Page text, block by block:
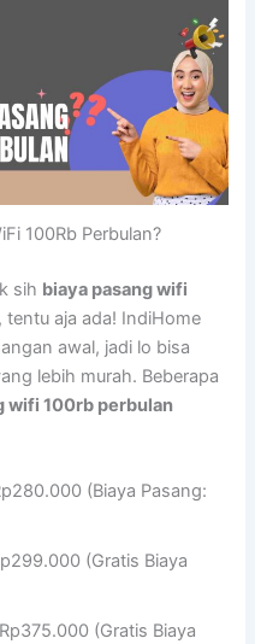
100Rb Perbulan?
sih biaya pasang wifi
tentu aja ada! IndiHome
awal, jadi lo bisa
lebih murah. Beberapa
wifi 100rb perbulan
(Biaya Pasang:
(Gratis Biaya
(Gratis Biaya